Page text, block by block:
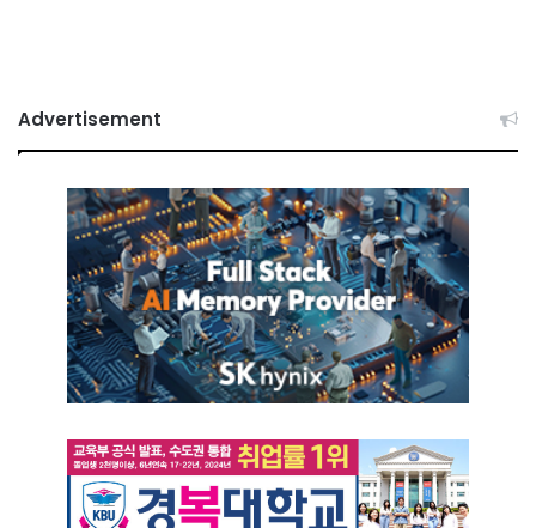
Advertisement